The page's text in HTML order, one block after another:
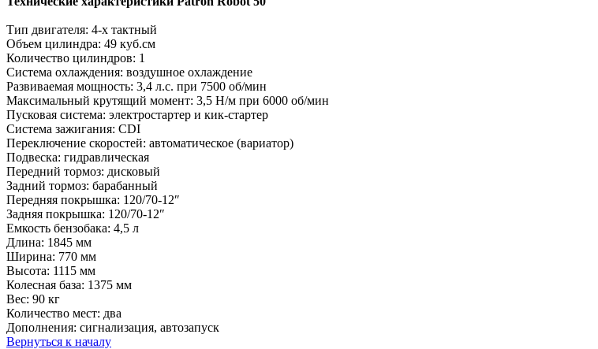
Тип двигателя: 4-х тактный
Объем цилиндра: 49 куб.см
Количество цилиндров: 1
Система охлаждения: воздушное охлаждение
Развиваемая мощность: 3,4 л.с. при 7500 об/мин
Максимальный крутящий момент: 3,5 Н/м при 6000 об/мин
Пусковая система: электростартер и кик-стартер
Система зажигания: CDI
Переключение скоростей: автоматическое (вариатор)
Подвеска: гидравлическая
Передний тормоз: дисковый
Задний тормоз: барабанный
Передняя покрышка: 120/70-12″
Задняя покрышка: 120/70-12″
Емкость бензобака: 4,5 л
Длина: 1845 мм
Ширина: 770 мм
Высота: 1115 мм
Колесная база: 1375 мм
Вес: 90 кг
Количество мест: два
Дополнения: сигнализация, автозапуск
Вернуться к началу